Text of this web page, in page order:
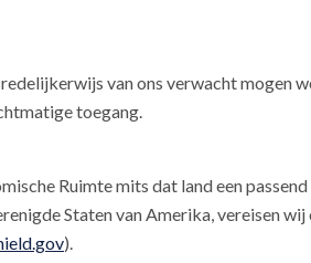
van ons verwacht mogen
toegang.
Ruimte mits dat land een
Staten van Amerika, vereisen
).